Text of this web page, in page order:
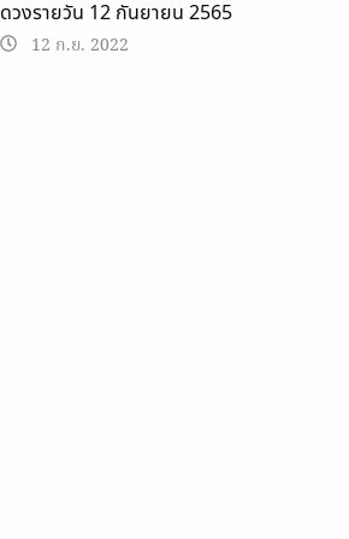
ดวงรายวัน 12 กันยายน 2565
12 ก.ย. 2022